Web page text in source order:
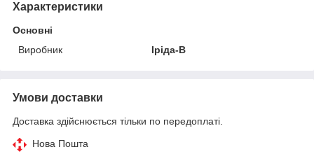
Характеристики
Основні
Виробник
Іріда-В
Умови доставки
Доставка здійснюється тільки по передоплаті.
Нова Пошта